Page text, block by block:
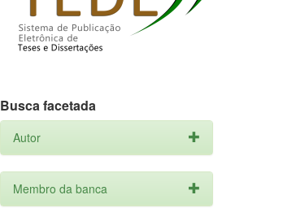
Busca facetada
Autor
Membro da banca